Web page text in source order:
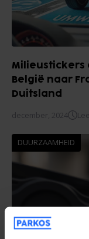
Milieustickers
België naar
Duitsland
december, 2024
DUURZAAMHEID